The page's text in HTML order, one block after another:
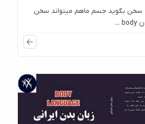
بگوید جسم ماهم میتواند سخن